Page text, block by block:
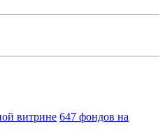
647 фондов на